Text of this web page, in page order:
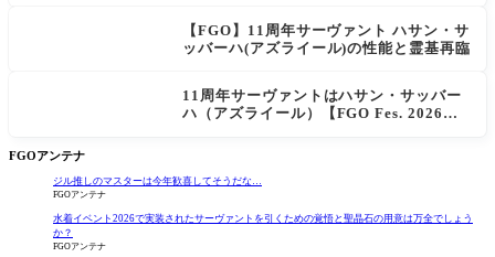
【FGO】11周年サーヴァント ハサン・サ
ッバーハ(アズライール)の性能と霊基再臨
11周年サーヴァントはハサン・サッバー
ハ（アズライール）【FGO Fes. 2026】
FGOアンテナ
ジル推しのマスターは今年歓喜してそうだな…
FGOアンテナ
水着イベント2026で実装されたサーヴァントを引くための覚悟と聖晶石の用意は万全でしょう
か？
FGOアンテナ